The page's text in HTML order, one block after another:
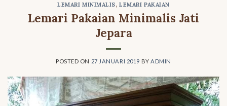
LEMARI MINIMALIS,LEMARI PAKAIAN
Lemari Pakaian Minimalis Jati
Jepara
POSTED ON 27 JANUARI 2019 BYADMIN